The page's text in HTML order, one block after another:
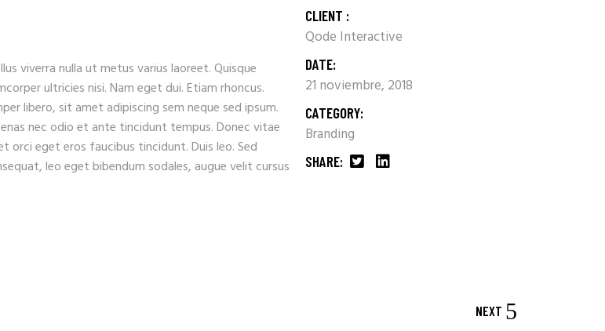
viverra nulla ut metus varius laoreet. Quisque
ultricies nisi. Nam eget dui. Etiam rhoncus.
libero, sit amet adipiscing sem neque sed ipsum.
nec odio et ante tincidunt tempus. Donec vitae
orci eget eros faucibus tincidunt. Duis leo. Sed
leo eget bibendum sodales, augue velit cursus
CLIENT :
Qode Interactive
DATE:
21 noviembre, 2018
CATEGORY:
Branding
SHARE:
NEXT